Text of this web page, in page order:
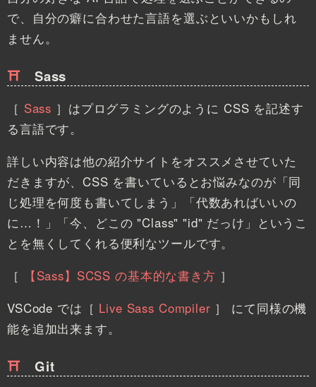
で、自分の癖に合わせた言語を選ぶといいかもしれ
ません。
Sass
［ Sass ］ はプログラミングのように CSS を記述す
る言語です。
詳しい内容は他の紹介サイトをオススメさせていた
だきますが、CSS を書いているとお悩みなのが「同
じ処理を何度も書いてしまう」「代数あればいいの
に…！」「今、どこの "Class" "id" だっけ」というこ
とを無くしてくれる便利なツールです。
［
【Sass】SCSS の基本的な書き方 ］
VSCode では ［ Live Sass Compiler ］
にて同様の機
能を追加出来ます。
Git